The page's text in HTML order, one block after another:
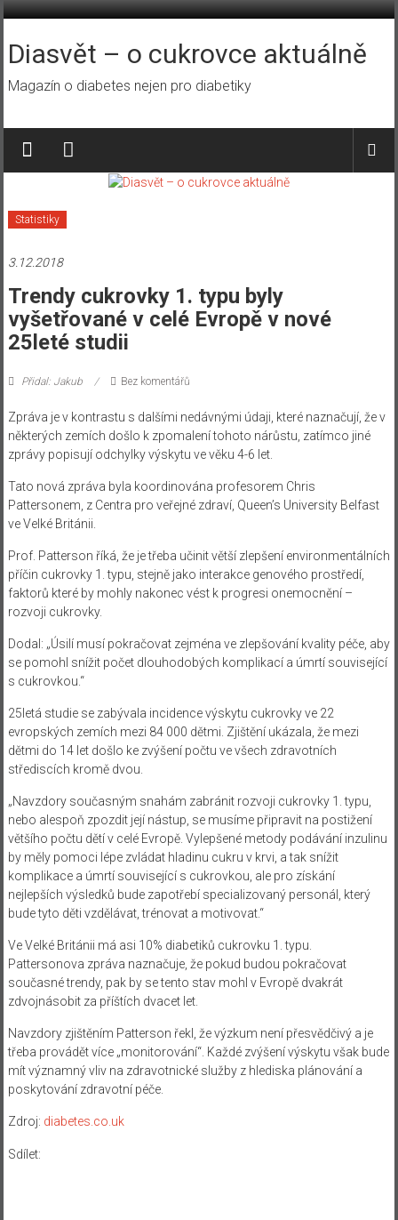
Přeskočit
obsah
Diasvět – o cukrovce aktuálně
Magazín o diabetes nejen pro diabetiky
Statistiky
3.12.2018
Trendy cukrovky 1. typu byly
vyšetřované v celé Evropě v nové
25leté studii
Přidal: Jakub Bez komentářů
Zpráva je v kontrastu s dalšími nedávnými údaji, které naznačují, že v
některých zemích došlo k zpomalení tohoto nárůstu, zatímco jiné
zprávy popisují odchylky výskytu ve věku 4-6 let.
Tato nová zpráva byla koordinována profesorem Chris
Pattersonem, z Centra pro veřejné zdraví, Queen’s University Belfast
ve Velké Británii.
Prof. Patterson říká, že je třeba učinit větší zlepšení environmentálních
příčin cukrovky 1. typu, stejně jako interakce genového prostředí,
faktorů které by mohly nakonec vést k progresi onemocnění –
rozvoji cukrovky.
Dodal: „Úsilí musí pokračovat zejména ve zlepšování kvality péče, aby
se pomohl snížit počet dlouhodobých komplikací a úmrtí související
s cukrovkou.“
25letá studie se zabývala incidence výskytu cukrovky ve 22
evropských zemích mezi 84 000 dětmi. Zjištění ukázala, že mezi
dětmi do 14 let došlo ke zvýšení počtu ve všech zdravotních
střediscích kromě dvou.
„Navzdory současným snahám zabránit rozvoji cukrovky 1. typu,
nebo alespoň zpozdit její nástup, se musíme připravit na postižení
většího počtu dětí v celé Evropě. Vylepšené metody podávání inzulinu
by měly pomoci lépe zvládat hladinu cukru v krvi, a tak snížit
komplikace a úmrtí související s cukrovkou, ale pro získání
nejlepších výsledků bude zapotřebí specializovaný personál, který
bude tyto děti vzdělávat, trénovat a motivovat.“
Ve Velké Británii má asi 10% diabetiků cukrovku 1. typu.
Pattersonova zpráva naznačuje, že pokud budou pokračovat
současné trendy, pak by se tento stav mohl v Evropě dvakrát
zdvojnásobit za příštích dvacet let.
Navzdory zjištěním Patterson řekl, že výzkum není přesvědčivý a je
třeba provádět více „monitorování“. Každé zvýšení výskytu však bude
mít významný vliv na zdravotnické služby z hlediska plánování a
poskytování zdravotní péče.
Zdroj: diabetes.co.uk
Sdílet: